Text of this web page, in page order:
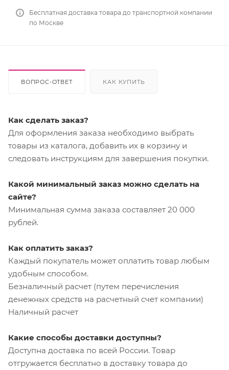
Бесплатная доставка товара до транспортной компании
по Москве
ВОПРОС-ОТВЕТ КАК КУПИТЬ
Как сделать заказ?
Для оформления заказа необходимо выбрать
товары из каталога, добавить их в корзину и
следовать инструкциям для завершения покупки.
Какой минимальный заказ можно сделать на
сайте?
Минимальная сумма заказа составляет 20 000
рублей.
Как оплатить заказ?
Каждый покупатель может оплатить товар любым
удобным способом.
Безналичный расчет (путем перечисления
денежных средств на расчетный счет компании)
Наличный расчет
Какие способы доставки доступны?
Доступна доставка по всей России. Товар
отгружается бесплатно в доставку товара до